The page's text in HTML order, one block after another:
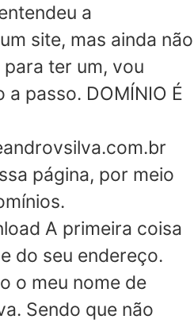
a
site, mas ainda não
ter um, vou
passo. DOMÍNIO É
página, por meio
A primeira coisa
do seu endereço.
o meu nome de
Sendo que não